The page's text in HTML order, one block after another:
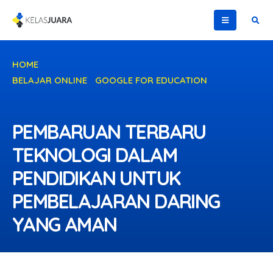
HOME
BELAJAR ONLINE
GOOGLE FOR EDUCATION
PEMBARUAN TERBARU
TEKNOLOGI DALAM
PENDIDIKAN UNTUK
PEMBELAJARAN DARING
YANG AMAN